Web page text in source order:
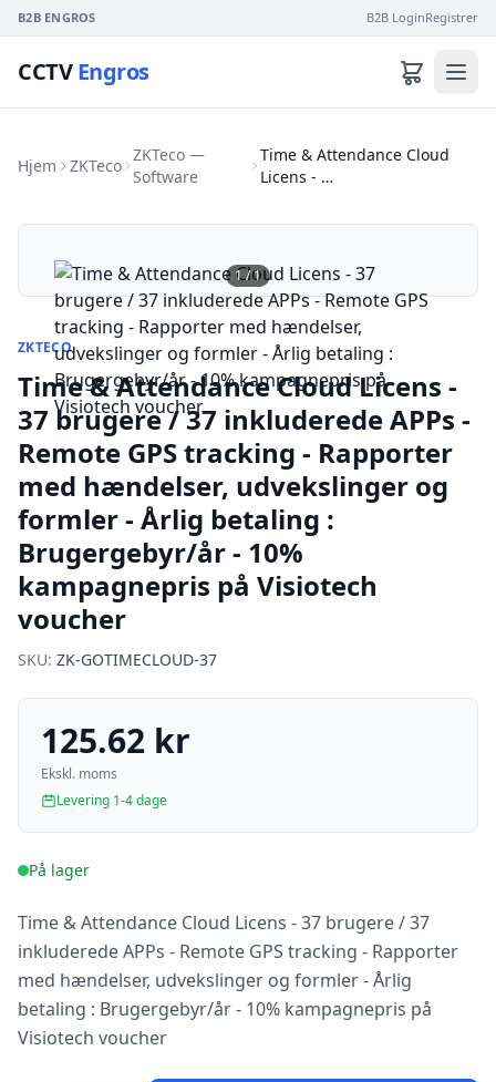
B2B ENGROS B2B LoginRegistrer
CCTVEngros
Hjem ZKTeco
ZKTeco —
Software
Time & Attendance Cloud
Licens - …
1/1
ZKTECO
Time & Attendance Cloud Licens -
37 brugere / 37 inkluderede APPs -
Remote GPS tracking - Rapporter
med hændelser, udvekslinger og
formler - Årlig betaling :
Brugergebyr/år - 10%
kampagnepris på Visiotech
voucher
SKU: ZK-GOTIMECLOUD-37
125.62 kr
Ekskl. moms
Levering 1-4 dage
På lager
Time & Attendance Cloud Licens - 37 brugere / 37
inkluderede APPs - Remote GPS tracking - Rapporter
med hændelser, udvekslinger og formler - Årlig
betaling : Brugergebyr/år - 10% kampagnepris på
Visiotech voucher